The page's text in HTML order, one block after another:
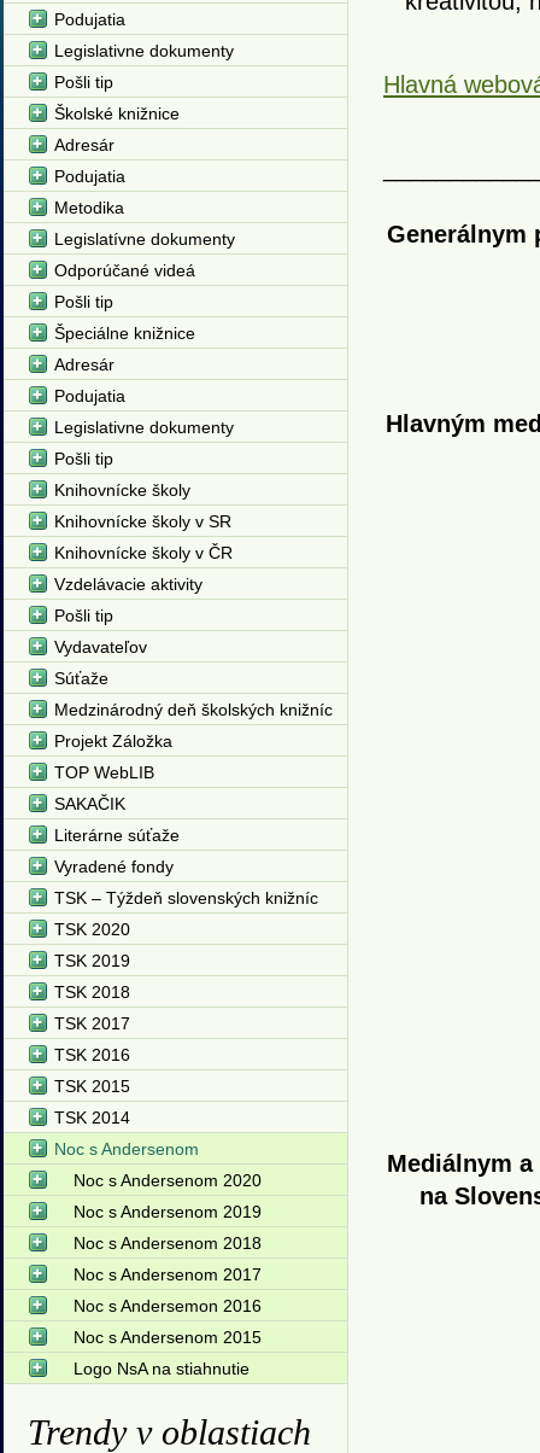
Hlavná
Generálnym
Hlavným
Mediálnym
na
Podujatia
Legislativne dokumenty
Pošli tip
Školské knižnice
Adresár
Podujatia
Metodika
Legislatívne dokumenty
Odporúčané videá
Pošli tip
Špeciálne knižnice
Adresár
Podujatia
Legislativne dokumenty
Pošli tip
Knihovnícke školy
Knihovnícke školy v SR
Knihovnícke školy v ČR
Vzdelávacie aktivity
Pošli tip
Vydavateľov
Súťaže
Medzinárodný deň školských knižníc
Projekt Záložka
TOP WebLIB
SAKAČIK
Literárne súťaže
Vyradené fondy
TSK – Týždeň slovenských knižníc
TSK 2020
TSK 2019
TSK 2018
TSK 2017
TSK 2016
TSK 2015
TSK 2014
Noc s Andersenom
Noc s Andersenom 2020
Noc s Andersenom 2019
Noc s Andersenom 2018
Noc s Andersenom 2017
Noc s Andersemon 2016
Noc s Andersenom 2015
Logo NsA na stiahnutie
Trendy v oblastiach